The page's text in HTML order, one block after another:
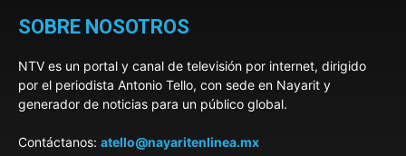
SOBRE NOSOTROS
NTV es un portal y canal de televisión por internet, dirigido
por el periodista Antonio Tello, con sede en Nayarit y
generador de noticias para un público global.
Contáctanos: atello@nayaritenlinea.mx